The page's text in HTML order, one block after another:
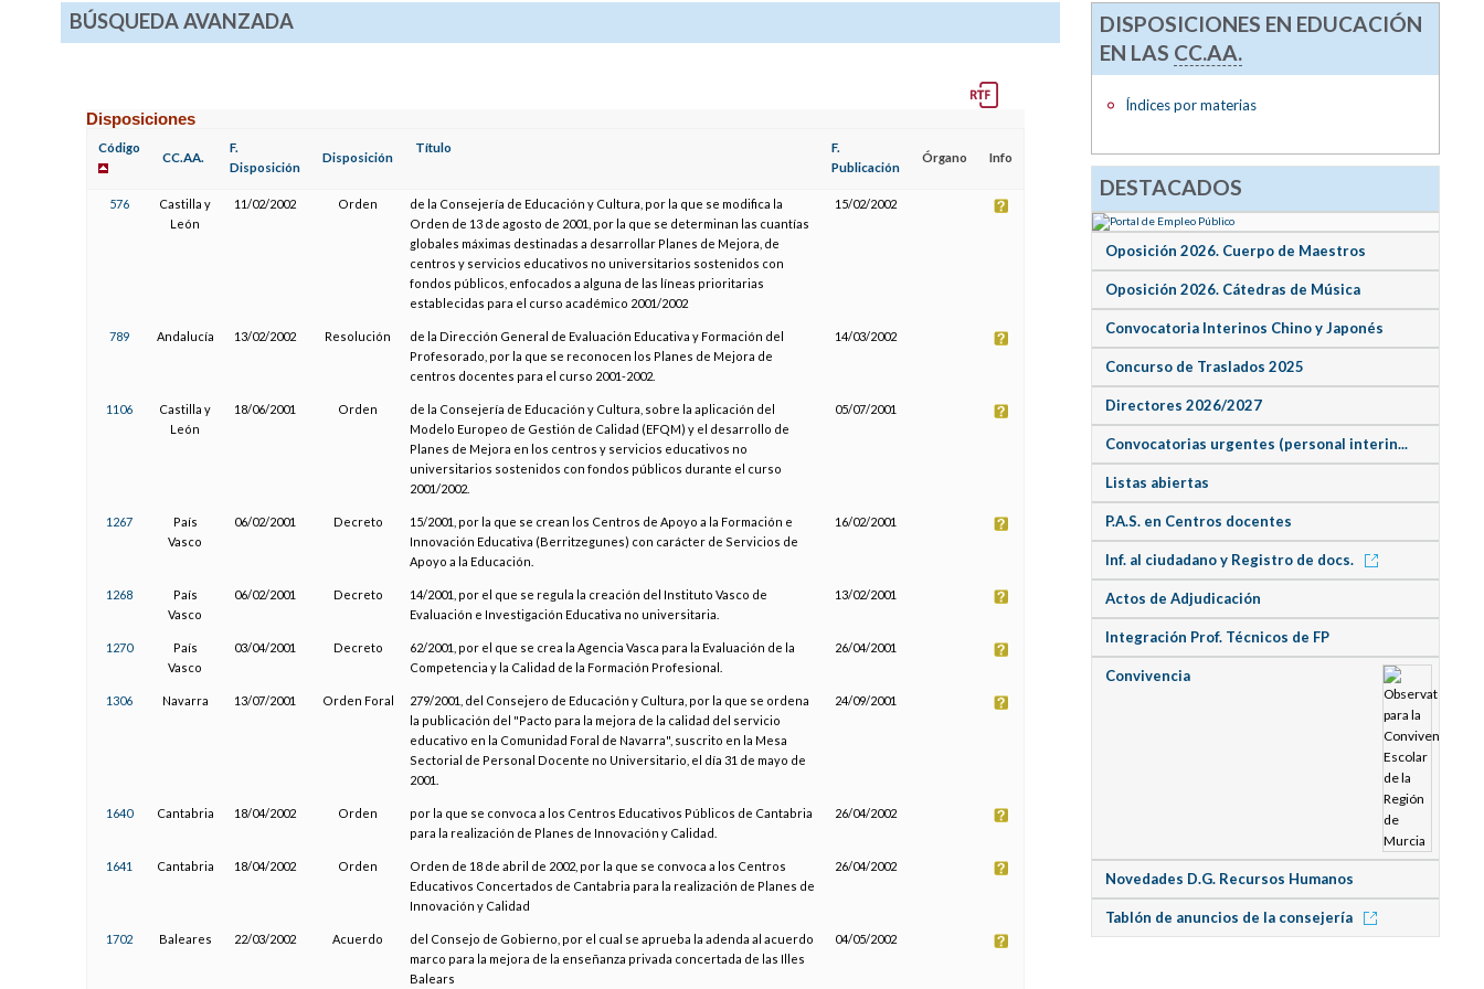
BÚSQUEDA AVANZADA
Disposiciones
Código
CC.AA.
F.
Disposición
Disposición
Título
F.
Publicación
Órgano Info
576
Castilla y
León
11/02/2002 Orden
de la Consejería de Educación y Cultura, por la que se modifica la
Orden de 13 de agosto de 2001, por la que se determinan las cuantías
globales máximas destinadas a desarrollar Planes de Mejora, de
centros y servicios educativos no universitarios sostenidos con
fondos públicos, enfocados a alguna de las líneas prioritarias
establecidas para el curso académico 2001/2002
15/02/2002
789 Andalucía 13/02/2002 Resolución
de la Dirección General de Evaluación Educativa y Formación del
Profesorado, por la que se reconocen los Planes de Mejora de
centros docentes para el curso 2001-2002.
14/03/2002
1106
Castilla y
León
18/06/2001 Orden
de la Consejería de Educación y Cultura, sobre la aplicación del
Modelo Europeo de Gestión de Calidad (EFQM) y el desarrollo de
Planes de Mejora en los centros y servicios educativos no
universitarios sostenidos con fondos públicos durante el curso
2001/2002.
05/07/2001
1267
País
Vasco
06/02/2001 Decreto
15/2001, por la que se crean los Centros de Apoyo a la Formación e
Innovación Educativa (Berritzegunes) con carácter de Servicios de
Apoyo a la Educación.
16/02/2001
1268
País
Vasco
06/02/2001 Decreto
14/2001, por el que se regula la creación del Instituto Vasco de
Evaluación e Investigación Educativa no universitaria.
13/02/2001
1270
País
Vasco
03/04/2001 Decreto
62/2001, por el que se crea la Agencia Vasca para la Evaluación de la
Competencia y la Calidad de la Formación Profesional.
26/04/2001
1306 Navarra 13/07/2001 Orden Foral
279/2001, del Consejero de Educación y Cultura, por la que se ordena
la publicación del "Pacto para la mejora de la calidad del servicio
educativo en la Comunidad Foral de Navarra", suscrito en la Mesa
Sectorial de Personal Docente no Universitario, el día 31 de mayo de
2001.
24/09/2001
1640 Cantabria 18/04/2002 Orden
por la que se convoca a los Centros Educativos Públicos de Cantabria
para la realización de Planes de Innovación y Calidad.
26/04/2002
1641 Cantabria 18/04/2002 Orden
Orden de 18 de abril de 2002, por la que se convoca a los Centros
Educativos Concertados de Cantabria para la realización de Planes de
Innovación y Calidad
26/04/2002
1702 Baleares 22/03/2002 Acuerdo
del Consejo de Gobierno, por el cual se aprueba la adenda al acuerdo
marco para la mejora de la enseñanza privada concertada de las Illes
Balears
04/05/2002
DISPOSICIONES EN EDUCACIÓN
EN LAS CC.AA.
Índices por materias
DESTACADOS
Oposición 2026. Cuerpo de Maestros
Oposición 2026. Cátedras de Música
Convocatoria Interinos Chino y Japonés
Concurso de Traslados 2025
Directores 2026/2027
Convocatorias urgentes (personal interin...
Listas abiertas
P.A.S. en Centros docentes
Inf. al ciudadano y Registro de docs.
Actos de Adjudicación
Integración Prof. Técnicos de FP
Convivencia
Novedades D.G. Recursos Humanos
Tablón de anuncios de la consejería